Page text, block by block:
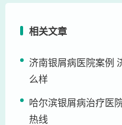
相关文章
济南银屑病医院案例
么样
哈尔滨银屑病治疗医
热线